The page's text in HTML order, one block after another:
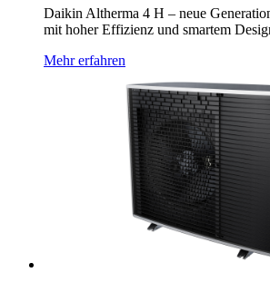
Daikin Altherma 4 H – neue
mit hoher Effizienz und smartem
Mehr erfahren